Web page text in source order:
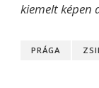
kiemelt képen
PRÁGA